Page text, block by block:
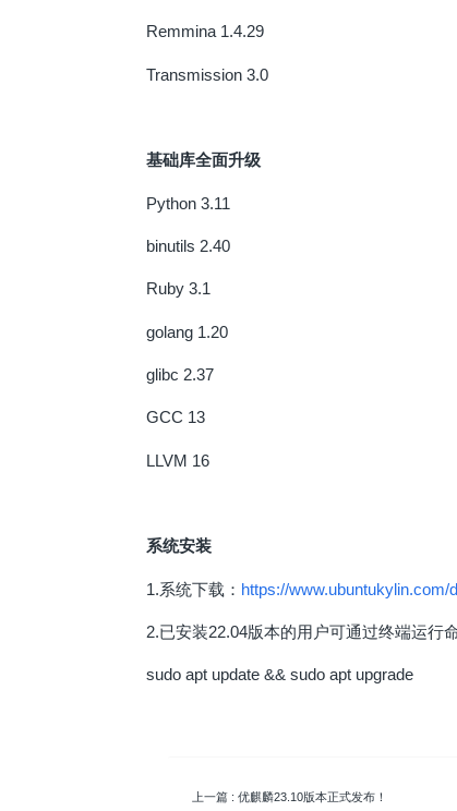
Remmina 1.4.29
Transmission 3.0
基础库全面升级
Python 3.11
binutils 2.40
Ruby 3.1
golang 1.20
glibc 2.37
GCC 13
LLVM 16
系统安装
1.系统下载： https://www.ubuntukylin.com/
2.已安装22.04版本的用户可通过终端运行
sudo apt update && sudo apt upgrade
上一篇 : 优麒麟23.10版本正式发布！